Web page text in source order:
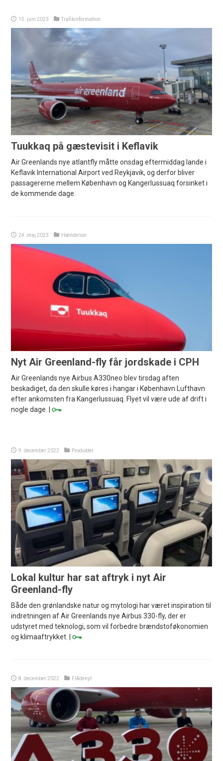
15. juni 2023 Trafikinformation
Tuukkaq på gæstevisit i Keflavik
Air Greenlands nye atlantfly måtte onsdag eftermiddag lande i
Keflavik International Airport ved Reykjavik, og derfor bliver
passagererne mellem København og Kangerlussuaq forsinket i
de kommende dage.
24. maj 2023 Hændelser
Nyt Air Greenland-fly får jordskade i CPH
Air Greenlands nye Airbus A330neo blev tirsdag aften
beskadiget, da den skulle køres i hangar i København Lufthavn
efter ankomsten fra Kangerlussuaq. Flyet vil være ude af drift i
nogle dage. |
9. december 2022 Produkter
Lokal kultur har sat aftryk i nyt Air
Greenland-fly
Både den grønlandske natur og mytologi har været inspiration til
indretningen af Air Greenlands nye Airbus 330-fly, der er
udstyret med teknologi, som vil forbedre brændstoføkonomien
og klimaaftrykket. |
8. december 2022 Flådenyt